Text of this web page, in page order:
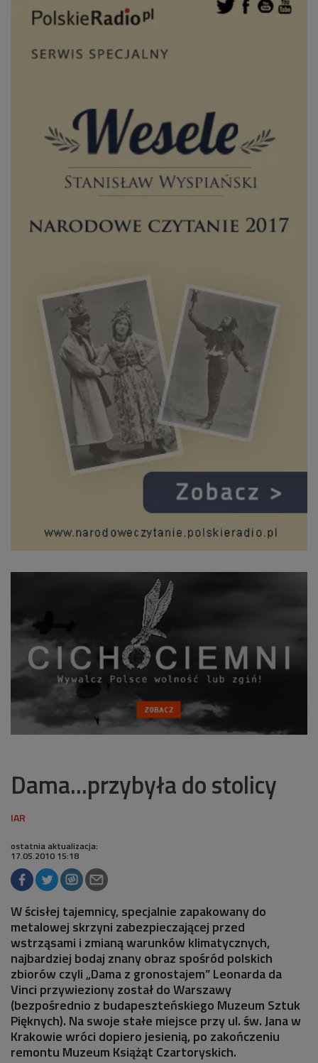
Dama...przybyła do stolicy
ostatnia aktualizacja:
17.05.2010 15:18
W ścisłej tajemnicy, specjalnie zapakowany do
metalowej skrzyni zabezpieczającej przed
wstrząsami i zmianą warunków klimatycznych,
najbardziej bodaj znany obraz spośród polskich
zbiorów czyli „Dama z gronostajem” Leonarda da
Vinci przywieziony został do Warszawy
(bezpośrednio z budapeszteńskiego Muzeum Sztuk
Pięknych). Na swoje stałe miejsce przy ul. św. Jana w
Krakowie wróci dopiero jesienią, po zakończeniu
remontu Muzeum Książąt Czartoryskich.